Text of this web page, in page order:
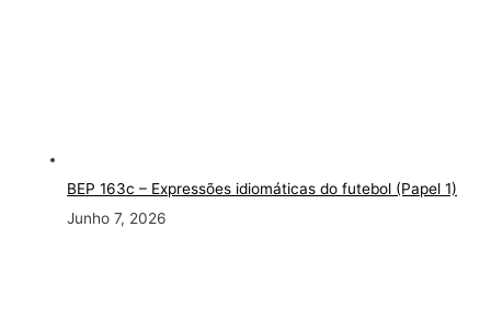
BEP 163c – Expressões idiomáticas do futebol (Papel 1)
Junho 7, 2026